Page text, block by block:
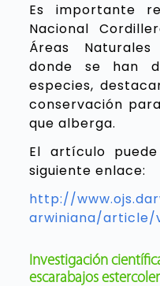
Es importante
Nacional
Áreas
donde se han
especies,
conservación
que alberga.
El artículo
siguiente enlace:
http://
arwiniana/article/
Investigación
escarabajos